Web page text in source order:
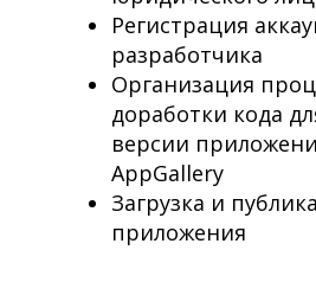
Регистрация
разработчика
Организация
доработки кода
версии
AppGallery
Загрузка и
приложения